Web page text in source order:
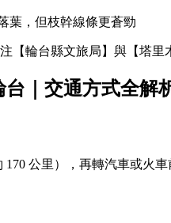
葉，但枝幹線條更蒼勁
【輪台縣文旅局】與【塔里
｜交通方式全解
170 公里），再轉汽車或火車